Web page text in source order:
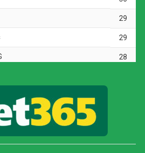
da marcação e finalizou com
área, obrigando Santos a fazer
Yuri Alberto recebeu um
aos 27 minutos, em uma
Gilberto desviou a bola na
apareceu para cabecear. A
no travessão e quase